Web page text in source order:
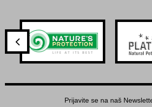
Prijavite se na naš